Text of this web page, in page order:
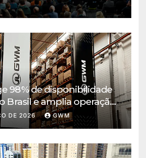
98% de disponibilidade
Brasil e amplia operação
Cajamar
DE 2026 GWM